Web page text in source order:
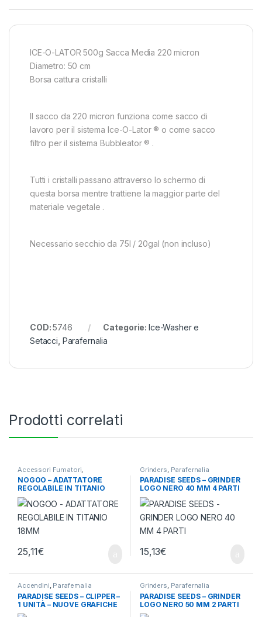
ICE-O-LATOR 500g Sacca Media 220 micron
Diametro: 50 cm
Borsa cattura cristalli
Il sacco da 220 micron funziona come sacco di
lavoro per il sistema Ice-O-Lator ® o come sacco
filtro per il sistema Bubbleator ® .
Tutti i cristalli passano attraverso lo schermo di
questa borsa mentre trattiene la maggior parte del
materiale vegetale .
Necessario secchio da 75l / 20gal (non incluso)
COD:5746 Categorie: Ice-Washer e
Setacci Parafernalia
Prodotti correlati
Accessori Fumatori
Parafernalia
NOGOO – ADATTATORE
REGOLABILE IN TITANIO
18MM
25,11€
Grinders Parafernalia
PARADISE SEEDS – GRINDER
LOGO NERO 40 MM 4 PARTI
15,13€
Accendini, Parafernalia
PARADISE SEEDS – CLIPPER –
1 UNITÀ – NUOVE GRAFICHE
Grinders, Parafernalia
PARADISE SEEDS – GRINDER
LOGO NERO 50 MM 2 PARTI